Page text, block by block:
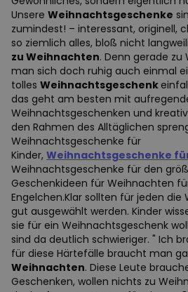
Unsere Weihnachtsgeschenke
zumindest! – interessant, originell,
so ziemlich alles, bloß nicht
zu Weihnachten. Denn gerade
man sich doch ruhig auch einmal
tolles Weihnachtsgeschenk
das geht am besten mit
Weihnachtsgeschenken und
den Rahmen des Alltäglichen
Weihnachtsgeschenke für
Kinder, Weihnachtsgeschenke
Weihnachtsgeschenke für den
Geschenkideen für Weihnachten
Engelchen.Klar sollten für jeden
gut ausgewählt werden. Kinder
sie für ein Weihnachtsgeschenk
sind da deutlich schwieriger. " Ich
für diese Härtefälle braucht man
Weihnachten. Diese Leute
Geschenken, wollen nichts zu